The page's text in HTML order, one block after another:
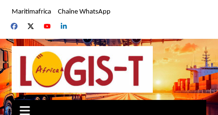
contenu
Maritimafrica Chaîne WhatsApp